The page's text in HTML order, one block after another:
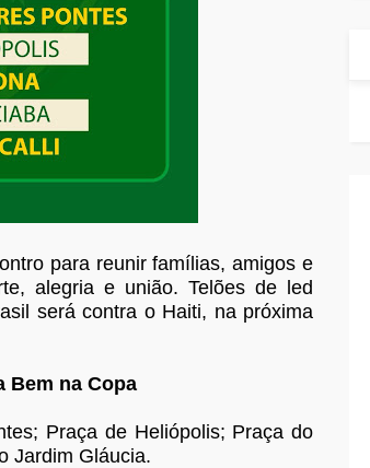
para reunir famílias, amigos e
alegria e união. Telões de led
será contra o Haiti, na próxima
Bem na Copa
Praça de Heliópolis; Praça do
Jardim Gláucia.